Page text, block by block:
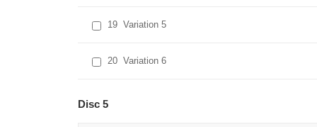
19 Variation 5
20 Variation 6
Disc 5